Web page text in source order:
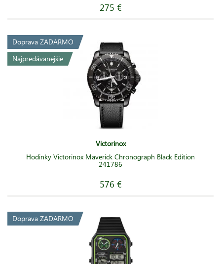
275 €
Doprava ZADARMO
Najpredávanejšie
Victorinox
Hodinky Victorinox Maverick Chronograph Black Edition
241786
576 €
Doprava ZADARMO